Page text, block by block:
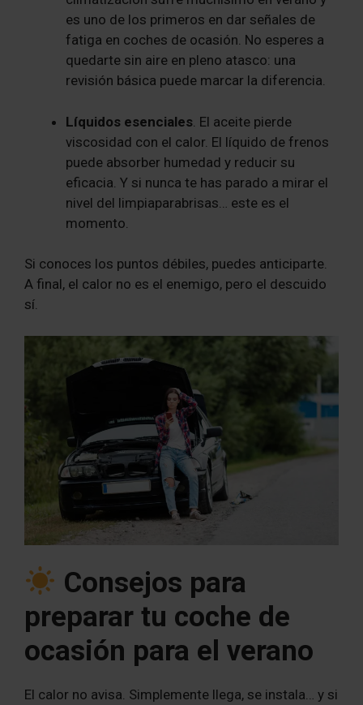
es uno de los primeros en dar señales de
fatiga en coches de ocasión. No esperes a
quedarte sin aire en pleno atasco: una
revisión básica puede marcar la diferencia.
Líquidos esenciales . El aceite pierde
viscosidad con el calor. El líquido de frenos
puede absorber humedad y reducir su
eficacia. Y si nunca te has parado a mirar el
nivel del limpiaparabrisas… este es el
momento.
Si conoces los puntos débiles, puedes anticiparte.
A final, el calor no es el enemigo, pero el descuido
sí.
Consejos para
preparar tu coche de
ocasión para el verano
El calor no avisa. Simplemente llega, se instala… y si